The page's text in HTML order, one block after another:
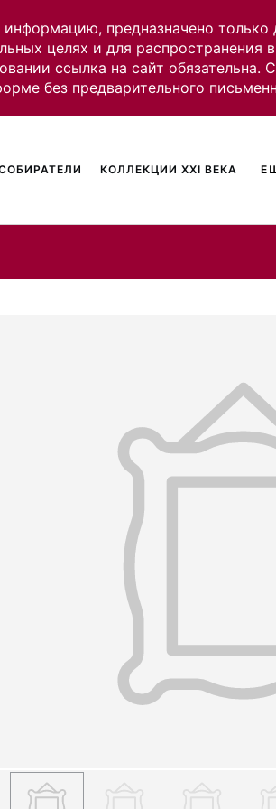
предназначено только
целях и для распространения
ссылка на сайт обязательна.
без предварительного
КОЛЛЕКЦИИ XXI ВЕКА